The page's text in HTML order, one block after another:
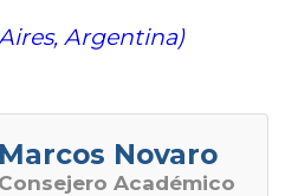
Argentina)
Marcos Novaro
Consejero Académico